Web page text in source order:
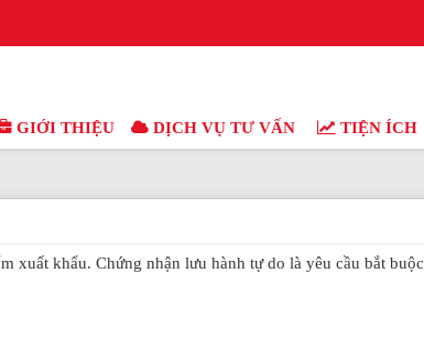
GIỚI THIỆU DỊCH VỤ TƯ VẤN TIỆN ÍCH
xuất khẩu. Chứng nhận lưu hành tự do là yêu cầu bắt buộc